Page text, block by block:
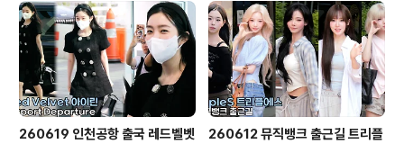
260619 인천공항 출국 레드벨벳
260612 뮤직뱅크 출근길 트리플